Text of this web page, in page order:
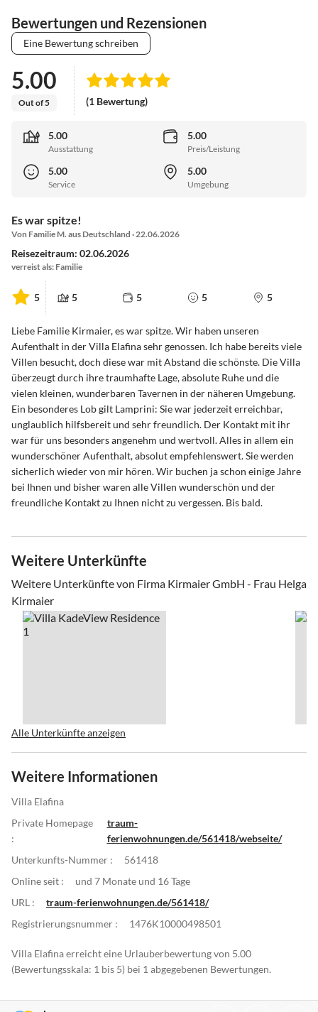
Bewertungen und Rezensionen
Eine Bewertung schreiben
5.00
Out of 5 (1 Bewertung)
5.00
Ausstattung
5.00
Preis/Leistung
5.00
Service
5.00
Umgebung
Es war spitze!
Von Familie M. aus Deutschland · 22.06.2026
Reisezeitraum: 02.06.2026
verreist als: Familie
5 5 5 5 5
Liebe Familie Kirmaier, es war spitze. Wir haben unseren
Aufenthalt in der Villa Elafina sehr genossen. Ich habe bereits viele
Villen besucht, doch diese war mit Abstand die schönste. Die Villa
überzeugt durch ihre traumhafte Lage, absolute Ruhe und die
vielen kleinen, wunderbaren Tavernen in der näheren Umgebung.
Ein besonderes Lob gilt Lamprini: Sie war jederzeit erreichbar,
unglaublich hilfsbereit und sehr freundlich. Der Kontakt mit ihr
war für uns besonders angenehm und wertvoll. Alles in allem ein
wunderschöner Aufenthalt, absolut empfehlenswert. Sie werden
sicherlich wieder von mir hören. Wir buchen ja schon einige Jahre
bei Ihnen und bisher waren alle Villen wunderschön und der
freundliche Kontakt zu Ihnen nicht zu vergessen. Bis bald.
Weitere Unterkünfte
Weitere Unterkünfte von Firma Kirmaier GmbH - Frau Helga
Kirmaier
Alle Unterkünfte anzeigen
Weitere Informationen
Villa Elafina
Private Homepage
:
traum-
ferienwohnungen.de/561418/webseite/
Unterkunfts-Nummer :
561418
Online seit :
und 7 Monate und 16 Tage
URL :
traum-ferienwohnungen.de/561418/
Registrierungsnummer :
1476K10000498501
Villa Elafina erreicht eine Urlauberbewertung von 5.00
(Bewertungsskala: 1 bis 5) bei 1 abgegebenen Bewertungen.